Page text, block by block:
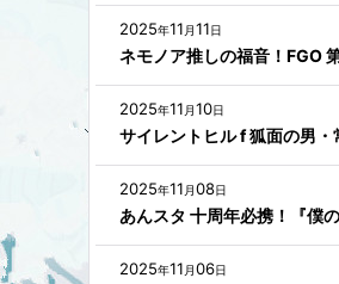
2025年11 月11日
ネモノア推しの福音！FGO
2025年11 月10日
サイレントヒル f 狐面の男
2025年11 月08日
あんスタ 十周年必携！『僕
2025年11 月06日